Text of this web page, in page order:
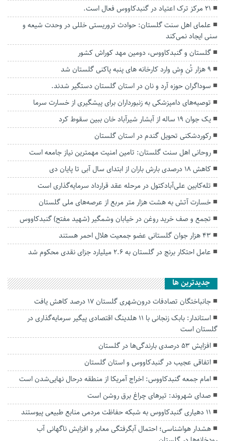
۲۱ مرکز ترک اعتیاد در گنبدکاووس فعال است.
علمای اهل سنت گلستان: حوادث تروریستی خللی در وحدت شیعه و
سنی ایجاد نمی‌کند
گلستان و گنبدکاووس، دومین مهد کوراش کشور
۹ هزار تُن وِش وارد کارخانه های پنبه پاکنی گلستان شد
سوداگران حوزه آرد و نان در استان گلستان دستگیر شدند.
توصیه‌های دامپزشکی به زنبورداران برای پیشگیری از خسارت سرما
یک جوان ۱۹ ساله از آبشار شیرآباد خان ببین سقوط کرد
رکوردشکنی تحویل گندم در استان گلستان
روحانی اهل سنت گلستان: تامین امنیت مهمترین نیاز جامعه است
کاهش ۱۸ درصدی بارش باران از ابتدای سال آبی تا پایان دی
تله‌کابین علی‌آبادکتول در مرحله عقد قرارداد سرمایه‌گذاری است
خسارت آتش به هشت هزار متر مربع از عرصه‌های ملی گلستان
تجمع و صف خرید روغن در خیابان وشمگیر (شهید مفتح) گنبدکاووس
۴۳ هزار جوان گلستانی عضو جمعیت هلال احمر هستند
عامل احتکار برنج در گلستان به ۲.۶ میلیارد جزای نقدی محکوم شد
جديدترين ها
جانباختگان تصادفات درون‌شهری گلستان ۱۷ درصد کاهش یافت
استاندار: بابک زنجانی با ۱۱ هلدینگ اقتصادی پیگیر سرمایه‌گذاری در
گلستان است
افزایش ۵۳ درصدی بارندگی‌ها در گلستان
اتفاقی عجیب در‌ گنبدکاووس و استان گلستان
امام جمعه گنبدکاووس: اخراج آمریکا از منطقه درحال نهایی‌شدن است
صدای شهروند: تیرهای چراغ برق روشن است
۱۱ دهیاری گنبدکاووس به شبکه حفاظت مردمی منابع طبیعی پیوستند
هشدار هواشناسی؛ احتمال آبگرفتگی معابر و افزایش ناگهانی آب